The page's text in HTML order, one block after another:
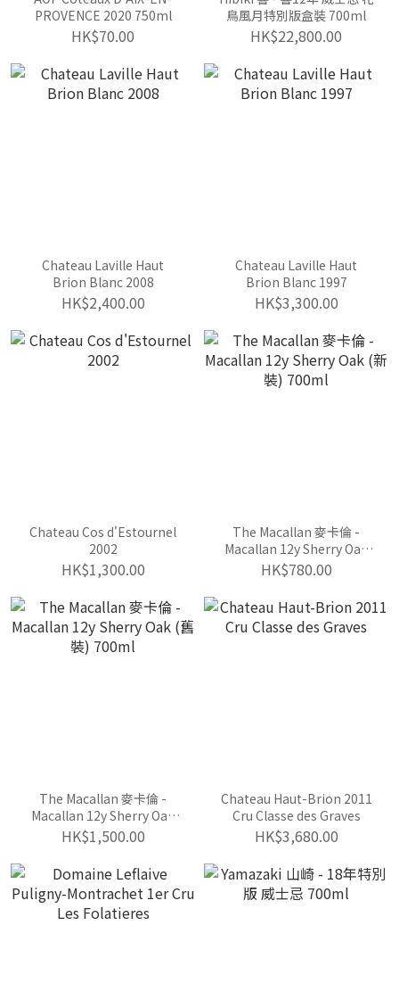
PROVENCE 2020 750ml
HK$70.00
鳥風月特別版盒裝 700ml
HK$22,800.00
Chateau Laville Haut
Brion Blanc 2008
HK$2,400.00
Chateau Laville Haut
Brion Blanc 1997
HK$3,300.00
Chateau Cos d'Estournel
2002
HK$1,300.00
The Macallan 麥卡倫 -
Macallan 12y Sherry Oak
(新裝) 700ml
HK$780.00
The Macallan 麥卡倫 -
Macallan 12y Sherry Oak
(舊裝) 700ml
HK$1,500.00
Chateau Haut-Brion 2011
Cru Classe des Graves
HK$3,680.00